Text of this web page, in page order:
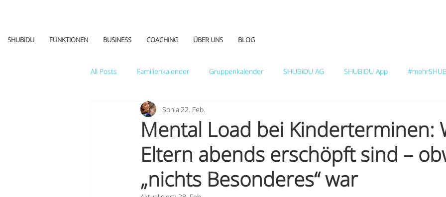
SHUBiDU FUNKTIONEN BUSINESS COACHING ÜBER UNS BLOG
All Posts Familienkalender Gruppenkalender SHUBiDU AG SHUBiDU App
Tipps&Tricks
Mental Load bei Kinderterminen:
Eltern abends erschöpft sind –
„nichts Besonderes“ war
Sonia 22. Feb.